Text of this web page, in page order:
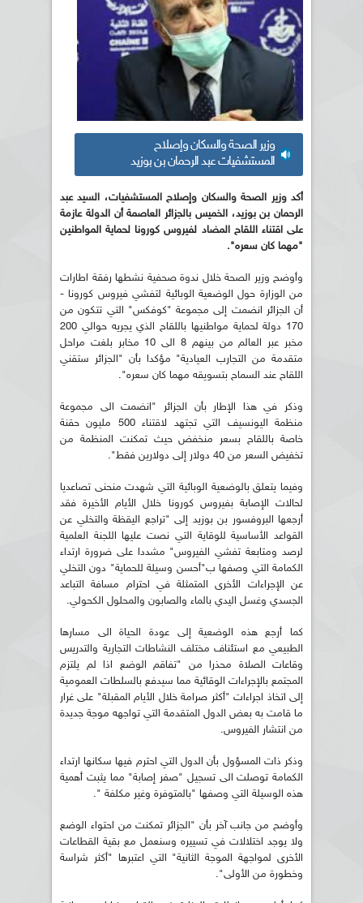
وزير الصحة والسكان وإصلاح
المستشفيات عبد الرحمان بن بوزيد
أكد وزير الصحة والسكان وإصلاح المستشفيات، السيد عبد
الرحمان بن بوزيد، الخميس بالجزائر العاصمة أن الدولة عازمة
على اقتناء اللقاح المضاد لفيروس كورونا لحماية المواطنين
"مهما كان سعره".
وأوضح وزير الصحة خلال ندوة صحفية نشطها رفقة اطارات
من الوزارة حول الوضعية الوبائية لتفشي فيروس كورونا -
أن الجزائر انضمت إلى مجموعة "كوفكس" التي تتكون من
170 دولة لحماية مواطنيها باللقاح الذي يجريه حوالي 200
مخبر عبر العالم من بينهم 8 الى 10 مخابر بلغت مراحل
متقدمة من التجارب العيادية" مؤكدا بأن "الجزائر ستقني
اللقاح عند السماح بتسويقه مهما كان سعره".
وذكر في هذا الإطار بأن الجزائر "انضمت الى مجموعة
منظمة اليونسيف التي تجتهد لاقتناء 500 مليون حقنة
خاصة باللقاح بسعر منخفض حيث تمكنت المنظمة من
تخفيض السعر من 40 دولار إلى دولارين فقط".
وفيما يتعلق بالوضعية الوبائية التي شهدت منحنى تصاعديا
لحالات الإصابة بفيروس كورونا خلال الأيام الأخيرة فقد
أرجعها البروفسور بن بوزيد إلى "تراجع اليقظة والتخلي عن
القواعد الأساسية للوقاية التي نصت عليها اللجنة العلمية
لرصد ومتابعة تفشي الفيروس" مشددا على ضرورة ارتداء
الكمامة التي وصفها ب"أحسن وسيلة للحماية" دون التخلي
عن الإجراءات الأخرى المتمثلة في احترام مسافة التباعد
الجسدي وغسل اليدي بالماء والصابون والمحلول الكحولي.
كما أرجع هذه الوضعية إلى عودة الحياة الى مسارها
الطبيعي مع استئناف مختلف النشاطات التجارية والتدريس
وقاعات الصلاة محذرا من "تفاقم الوضع اذا لم يلتزم
المجتمع بالإجراءات الوقائية مما سيدفع بالسلطات العمومية
إلى اتخاذ اجراءات "أكثر صرامة خلال الأيام المقبلة" على غرار
ما قامت به بعض الدول المتقدمة التي تواجهه موجة جديدة
من انتشار الفيروس.
وذكر ذات المسؤول بأن الدول التي احترم فيها سكانها ارتداء
الكمامة توصلت الى تسجيل "صفر إصابة" مما يثبت أهمية
هذه الوسيلة التي وصفها "بالمتوفرة وغير مكلفة ".
وأوضح من جانب آخر بأن "الجزائر تمكنت من احتواء الوضع
ولا يوجد اختلالات في تسييره وسنعمل مع بقية القطاعات
الأخرى لمواجهة الموجة الثانية" التي اعتبرها "أكثر شراسة
وخطورة من الأولى".